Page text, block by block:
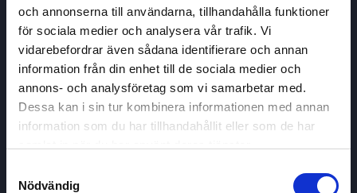
och annonserna till användarna, tillhandahålla funktioner
för sociala medier och analysera vår trafik. Vi
vidarebefordrar även sådana identifierare och annan
information från din enhet till de sociala medier och
annons- och analysföretag som vi samarbetar med.
Dessa kan i sin tur kombinera informationen med annan
information som du har tillhandahållit eller som de har
Nödvändig
OmAktiekampen
Integritetspolicy
About cookies
Villkor
GDPR